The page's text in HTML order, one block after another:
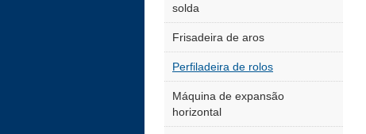
solda
Frisadeira de aros
Perfiladeira de rolos
Máquina de expansão
horizontal